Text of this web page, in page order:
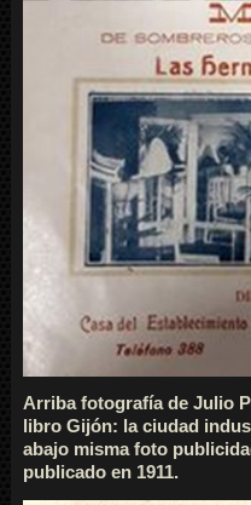
Arriba fotografía de Julio
libro Gijón: la ciudad
abajo misma foto
publicado en 1911.